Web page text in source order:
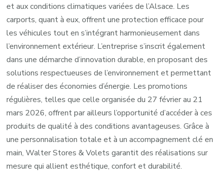
et aux conditions climatiques variées de l’Alsace. Les
carports, quant à eux, offrent une protection efficace pour
les véhicules tout en s’intégrant harmonieusement dans
l’environnement extérieur. L’entreprise s’inscrit également
dans une démarche d’innovation durable, en proposant des
solutions respectueuses de l’environnement et permettant
de réaliser des économies d’énergie. Les promotions
régulières, telles que celle organisée du 27 février au 21
mars 2026, offrent par ailleurs l’opportunité d’accéder à ces
produits de qualité à des conditions avantageuses. Grâce à
une personnalisation totale et à un accompagnement clé en
main, Walter Stores & Volets garantit des réalisations sur
mesure qui allient esthétique, confort et durabilité.